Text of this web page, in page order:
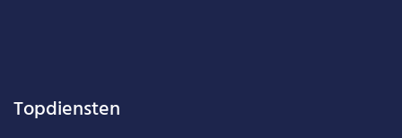
Topdiensten